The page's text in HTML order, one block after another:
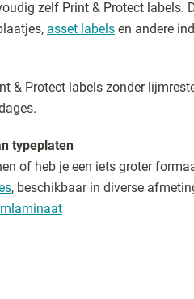
zelf Print & Protect labels.
asset labels en andere
& Protect labels zonder
typeplaten
of heb je een iets groter
, beschikbaar in diverse